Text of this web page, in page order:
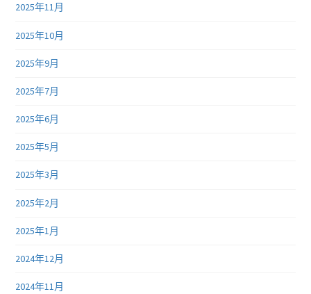
2025年11月
2025年10月
2025年9月
2025年7月
2025年6月
2025年5月
2025年3月
2025年2月
2025年1月
2024年12月
2024年11月